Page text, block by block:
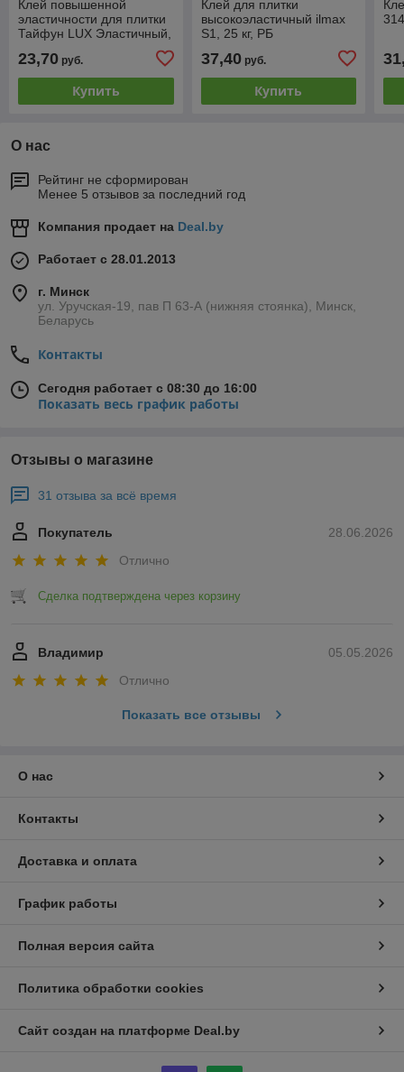
Клей повышенной
эластичности для плитки
Тайфун LUX Эластичный,
23,70 руб.
Купить
Клей для плитки
высокоэластичный ilmax
S1, 25 кг, РБ
37,40руб.
Купить
О нас
Рейтинг не сформирован
Менее 5 отзывов за последний год
Компания продает на Deal.by
Работает с 28.01.2013
г. Минск
ул. Уручская-19, пав П 63-А (нижняя стоянка), Минск,
Беларусь
Контакты
Сегодня работает с 08:30 до 16:00
Показать весь график работы
Отзывы о магазине
31 отзыва за всё время
28.06.2026
Покупатель
Отлично
Сделка подтверждена через корзину
05.05.2026
Владимир
Отлично
Показать все отзывы
О нас
Контакты
Доставка и оплата
График работы
Полная версия сайта
Политика обработки cookies
Сайт создан на платформе Deal.by